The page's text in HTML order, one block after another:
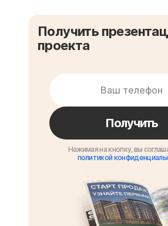
Получить
проекта
Получить
Нажимая на кнопку, вы
политикой